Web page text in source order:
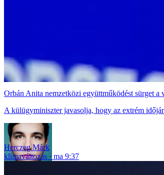
Orbán Anita nemzetközi együttműködést sürget a
A külügyminiszter javasolja, hogy az extrém
Herczeg Márk
klímaváltozás
ma 9:37